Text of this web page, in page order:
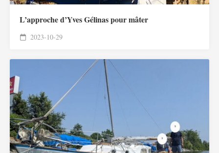
L’approche d’Yves Gélinas pour mâter
2023-10-29